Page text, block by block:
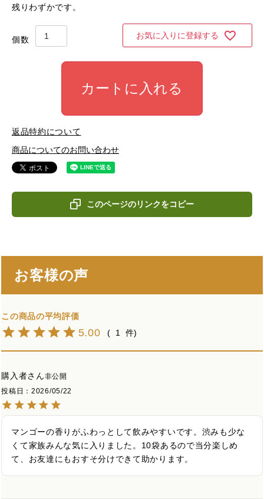
残りわずかです。
お気に入りに登録する
カートに入れる
返品特約について
商品についてのお問い合わせ
このページのリンクをコピー
お客様の声
5.00 1
購入者
非公開
投稿日
2026/05/22
マンゴーの香りがふわっとして飲みやすいです。渋みも少な
くて家族みんな気に入りました。10袋あるので当分楽しめ
て、お友達にもおすそ分けできて助かります。